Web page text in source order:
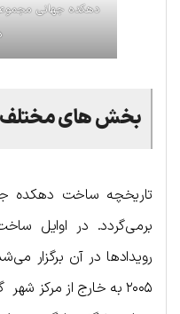
دهکده جهانی
بخش‌ های مختلف
برمی‌گردد. در اوایل
رویدادها در آن برگزار
۲۰۰۵ به خارج از مرکز